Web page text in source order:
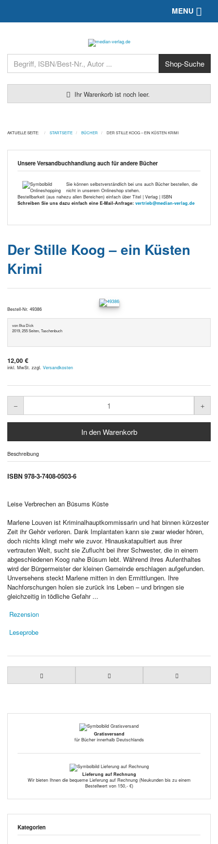
Ihr Warenkorb ist noch leer.
MENU
AKTUELLE SEITE: STARTSEITE BÜCHER DER STILLE KOOG – EIN KÜSTEN KRIMI
Unsere Versandbuchhandlung auch für andere Bücher
Sie können selbstverständlich bei uns auch Bücher bestellen, die
nicht in unserem Onlineshop stehen.
Bestellbarkeit (aus nahezu allen Bereichen) einfach über Titel | Verlag | ISBN
Schreiben Sie uns dazu einfach eine E-Mail-Anfrage: vertrieb@median-verlag.de
Der Stille Koog – ein Küsten
Krimi
Bestell-Nr. 49386
von Ilka Dick
2019, 255 Seiten, Taschenbuch
12,00 €
inkl. MwSt. zzgl. Versandkosten
Beschreibung
ISBN 978-3-7408-0503-6
Leise Verbrechen an Büsums Küste
Marlene Louven ist Kriminalhauptkommissarin und hat binnen kürzester
Zeit ihr Gehör verloren. Dank Implantaten kann sie zwar wieder hören,
doch nichts klingt mehr wie zuvor. Hinauskatapultiert aus ihrer
vertrauten Welt, sucht sie Zuflucht bei ihrer Schwester, die in einem
abgeschiedenen Koog nahe Büsum lebt. Während ihres Aufenthaltes
wird der Bürgermeister der kleinen Gemeinde erschlagen aufgefunden.
Unversehens steckt Marlene mitten in den Ermittlungen. Ihre
Nachforschungen holen sie zurück ins Leben – und bringen sie
gleichzeitig in tödliche Gefahr ...
Rezension
Leseprobe
Gratisversand
für Bücher innerhalb Deutschlands
Lieferung auf Rechnung
Wir bieten Ihnen die bequeme Lieferung auf Rechnung (Neukunden bis zu einem
Bestellwert von 150,- €)
Kategorien